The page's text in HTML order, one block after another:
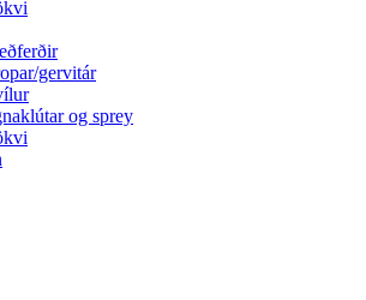
gervitár
og sprey